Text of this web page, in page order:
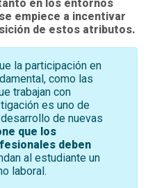
en los entornos
empiece a incentivar
de estos atributos.
la participación en
como las
trabajan con
es uno de
de nuevas
que los
deben
al estudiante un
laboral.